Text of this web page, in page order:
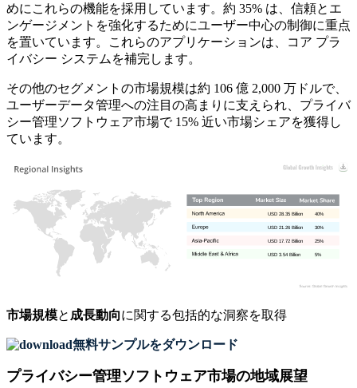
めにこれらの機能を採用しています。約 35% は、信頼とエ
ンゲージメントを強化するためにユーザー中心の制御に重点
を置いています。これらのアプリケーションは、コア プラ
イバシー システムを補完します。
その他のセグメントの市場規模は約 106 億 2,000 万ドルで、
ユーザーデータ管理への注目の高まりに支えられ、プライバ
シー管理ソフトウェア市場で 15% 近い市場シェアを獲得し
ています。
5%
USD 3.54 Billion
25%
USD 17.72 Billion
30%
USD 21.26 Billion
40%
USD 28.35 Billion
市場規模と 成長動向に関する包括的な洞察を取得
無料サンプルをダウンロード
プライバシー管理ソフトウェア市場の地域展望